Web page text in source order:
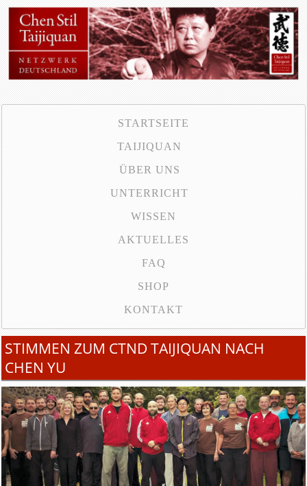
STARTSEITE
TAIJIQUAN
ÜBER UNS
UNTERRICHT
WISSEN
AKTUELLES
FAQ
SHOP
KONTAKT
STIMMEN ZUM CTND TAIJIQUAN NACH
CHEN YU